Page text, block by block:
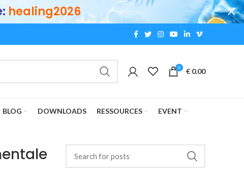
0 € 0.00
BLOG DOWNLOADS RESSOURCES EVENT
healing2026